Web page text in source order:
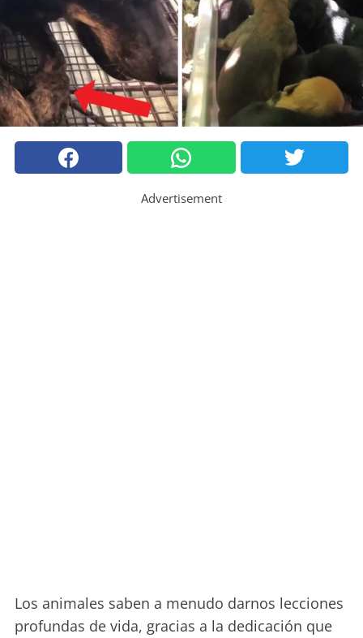
Advertisement
Los animales saben a menudo darnos lecciones
profundas de vida, gracias a la dedicación que